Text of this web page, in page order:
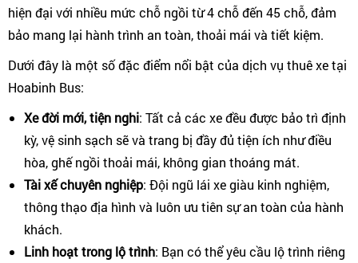
hiện đại với nhiều mức chỗ ngồi từ 4 chỗ đến 45 chỗ, đảm
bảo mang lại hành trình an toàn, thoải mái và tiết kiệm.
Dưới đây là một số đặc điểm nổi bật của dịch vụ thuê xe tại
Hoabinh Bus:
Xe đời mới, tiện nghi: Tất cả các xe đều được bảo trì định
kỳ, vệ sinh sạch sẽ và trang bị đầy đủ tiện ích như điều
hòa, ghế ngồi thoải mái, không gian thoáng mát.
Tài xế chuyên nghiệp: Đội ngũ lái xe giàu kinh nghiệm,
thông thạo địa hình và luôn ưu tiên sự an toàn của hành
khách.
Linh hoạt trong lộ trình: Bạn có thể yêu cầu lộ trình riêng